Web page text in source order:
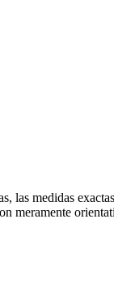
las medidas
meramente